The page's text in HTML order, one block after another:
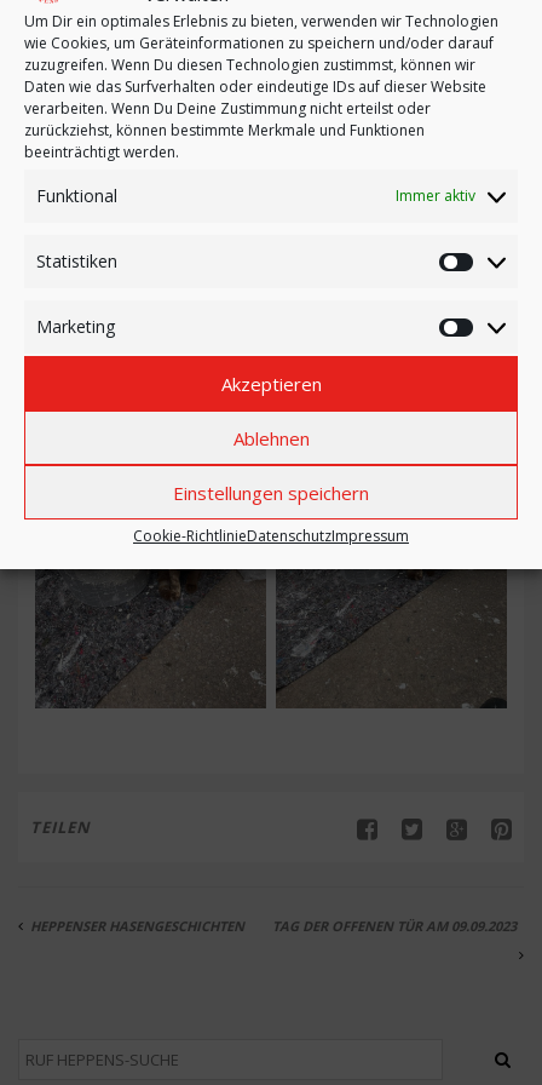
Um Dir ein optimales Erlebnis zu bieten, verwenden wir Technologien
wie Cookies, um Geräteinformationen zu speichern und/oder darauf
zuzugreifen. Wenn Du diesen Technologien zustimmst, können wir
Daten wie das Surfverhalten oder eindeutige IDs auf dieser Website
verarbeiten. Wenn Du Deine Zustimmung nicht erteilst oder
zurückziehst, können bestimmte Merkmale und Funktionen
beeinträchtigt werden.
Funktional Immer aktiv
Statistiken
Marketing
Akzeptieren
Ablehnen
Einstellungen speichern
Cookie-RichtlinieDatenschutzImpressum
TEILEN
HEPPENSER HASENGESCHICHTEN TAG DER OFFENEN TÜR AM 09.09.2023